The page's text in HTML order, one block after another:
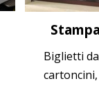
Biglietti